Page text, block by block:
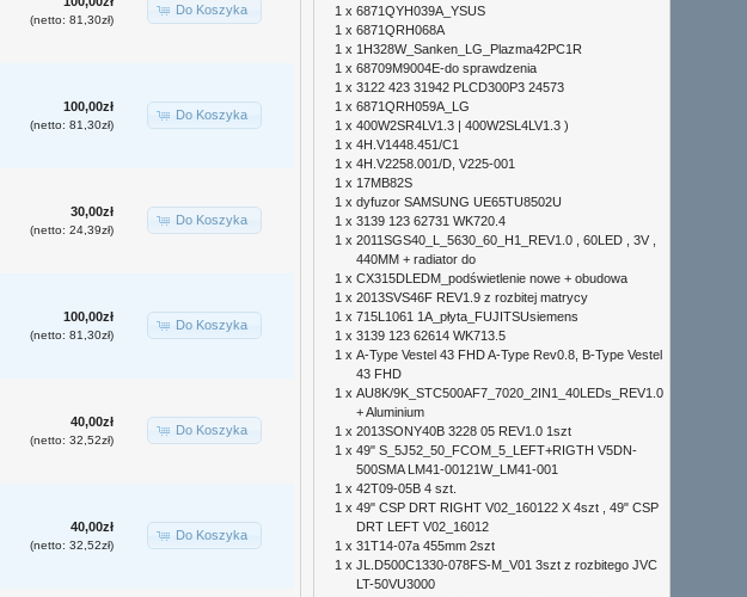
(netto: 81,30zł)
Do Koszyka
100,00zł
(netto: 81,30zł)
Do Koszyka
30,00zł
(netto: 24,39zł)
Do Koszyka
100,00zł
(netto: 81,30zł)
Do Koszyka
40,00zł
(netto: 32,52zł)
Do Koszyka
40,00zł
(netto: 32,52zł)
Do Koszyka
1 x 6871QYH039A_YSUS
1 x 6871QRH068A
1 x 1H328W_Sanken_LG_Plazma42PC1R
1 x 68709M9004E-do sprawdzenia
1 x 3122 423 31942 PLCD300P3 24573
1 x 6871QRH059A_LG
1 x 400W2SR4LV1.3 | 400W2SL4LV1.3 )
1 x 4H.V1448.451/C1
1 x 4H.V2258.001/D, V225-001
1 x 17MB82S
1 x dyfuzor SAMSUNG UE65TU8502U
1 x 3139 123 62731 WK720.4
1 x 2011SGS40_L_5630_60_H1_REV1.0 , 60LED , 3V ,
440MM + radiator do
1 x CX315DLEDM_podświetlenie nowe + obudowa
1 x 2013SVS46F REV1.9 z rozbitej matrycy
1 x 715L1061 1A_płyta_FUJITSUsiemens
1 x 3139 123 62614 WK713.5
1 x A-Type Vestel 43 FHD A-Type Rev0.8, B-Type Vestel
43 FHD
1 x AU8K/9K_STC500AF7_7020_2IN1_40LEDs_REV1.0
+ Aluminium
1 x 2013SONY40B 3228 05 REV1.0 1szt
1 x 49" S_5J52_50_FCOM_5_LEFT+RIGTH V5DN-
500SMA LM41-00121W_LM41-001
1 x 42T09-05B 4 szt.
1 x 49" CSP DRT RIGHT V02_160122 X 4szt , 49" CSP
DRT LEFT V02_16012
1 x 31T14-07a 455mm 2szt
1 x JL.D500C1330-078FS-M_V01 3szt z rozbitego JVC
LT-50VU3000